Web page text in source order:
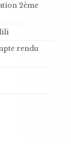
2ème
rendu